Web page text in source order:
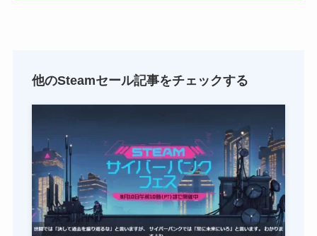
他のSteamセール記事をチェックする